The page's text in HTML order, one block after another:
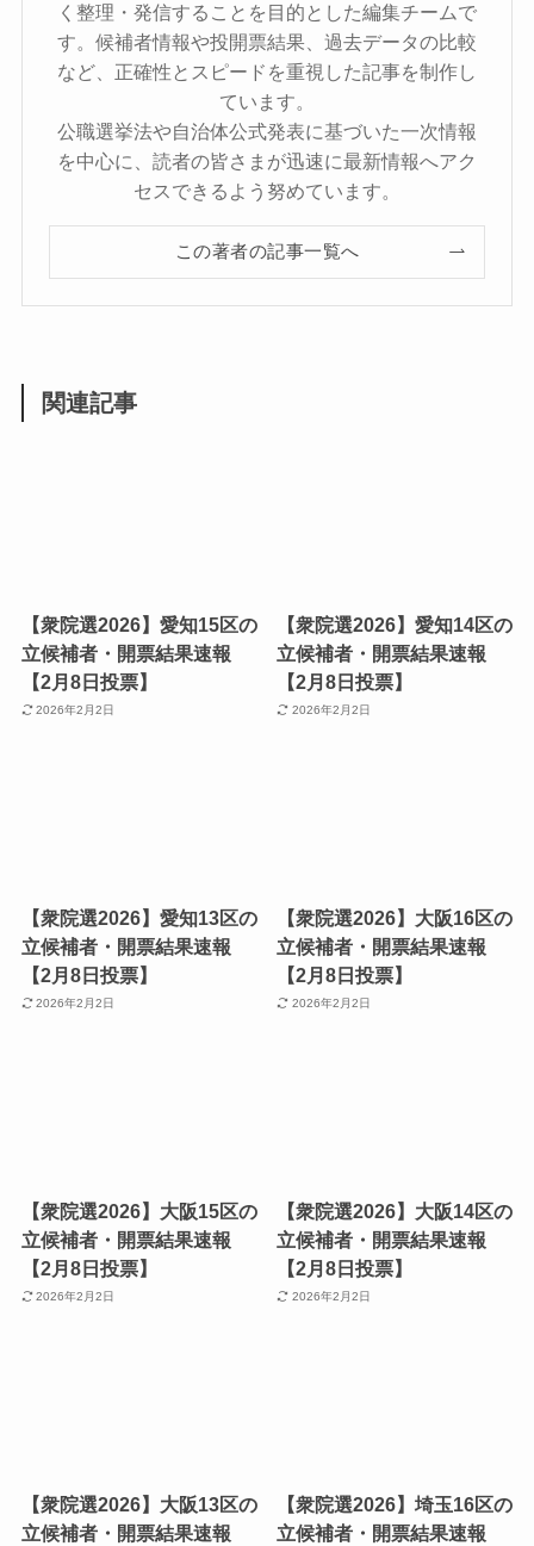
く整理・発信することを目的とした編集チームで
す。候補者情報や投開票結果、過去データの比較
など、正確性とスピードを重視した記事を制作し
ています。
公職選挙法や自治体公式発表に基づいた一次情報
を中心に、読者の皆さまが迅速に最新情報へアク
セスできるよう努めています。
この著者の記事一覧へ
関連記事
【衆院選2026】愛知15区の
立候補者・開票結果速報
【2月8日投票】
2026年2月2日
【衆院選2026】愛知14区の
立候補者・開票結果速報
【2月8日投票】
2026年2月2日
【衆院選2026】愛知13区の
立候補者・開票結果速報
【2月8日投票】
2026年2月2日
【衆院選2026】大阪16区の
立候補者・開票結果速報
【2月8日投票】
2026年2月2日
【衆院選2026】大阪15区の
立候補者・開票結果速報
【2月8日投票】
2026年2月2日
【衆院選2026】大阪14区の
立候補者・開票結果速報
【2月8日投票】
2026年2月2日
【衆院選2026】大阪13区の
立候補者・開票結果速報
【衆院選2026】埼玉16区の
立候補者・開票結果速報